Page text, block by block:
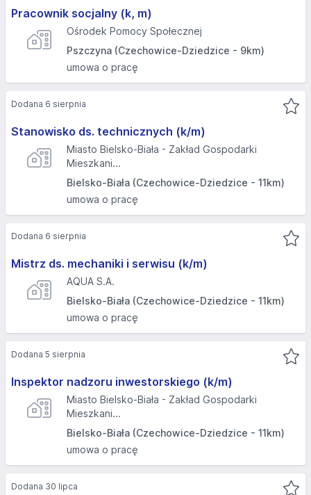
Pracownik socjalny (k, m)
Ośrodek Pomocy Społecznej
Pszczyna (Czechowice-Dziedzice - 9km)
umowa o pracę
Stanowisko ds. technicznych (k/m)
Miasto Bielsko-Biała - Zakład Gospodarki
Mieszkani...
Bielsko-Biała (Czechowice-Dziedzice - 11km)
umowa o pracę
Dodana 6 sierpnia
Mistrz ds. mechaniki i serwisu (k/m)
AQUA S.A.
Bielsko-Biała (Czechowice-Dziedzice - 11km)
umowa o pracę
Dodana 6 sierpnia
Inspektor nadzoru inwestorskiego (k/m)
Miasto Bielsko-Biała - Zakład Gospodarki
Mieszkani...
Bielsko-Biała (Czechowice-Dziedzice - 11km)
umowa o pracę
Dodana 5 sierpnia
Dodana 30 lipca